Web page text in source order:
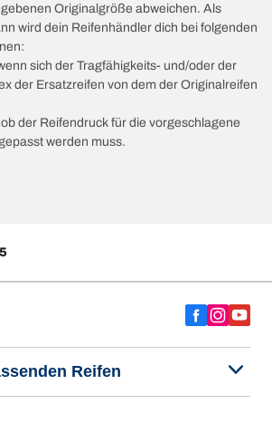
Originalgröße abweichen. Als
wird dein Reifenhändler dich bei folgenden
sich der Tragfähigkeits- und/oder der
der Ersatzreifen von dem der Originalreifen
der Reifendruck für die vorgeschlagene
werden muss.
Reifen